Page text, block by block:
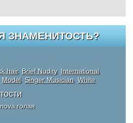
ЗНАМЕНИТОСТЬ?
hair, Brief Nudity, International,
Model, Singer Musician, White
голая